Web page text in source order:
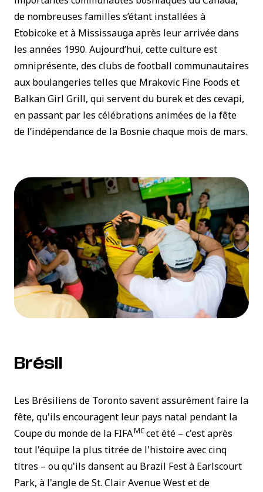
de nombreuses familles s’étant installées à
Etobicoke et à Mississauga après leur arrivée dans
les années 1990. Aujourd’hui, cette culture est
omniprésente, des clubs de football communautaires
aux boulangeries telles que Mrakovic Fine Foods et
Balkan Girl Grill, qui servent du burek et des cevapi,
en passant par les célébrations animées de la fête
de l’indépendance de la Bosnie chaque mois de mars.
Brésil
Les Brésiliens de Toronto savent assurément faire la
fête, qu'ils encouragent leur pays natal pendant la
Coupe du monde de la FIFAMCcet été – c'est après
tout l'équipe la plus titrée de l'histoire avec cinq
titres – ou qu'ils dansent au Brazil Fest à Earlscourt
Park, à l'angle de St. Clair Avenue West et de